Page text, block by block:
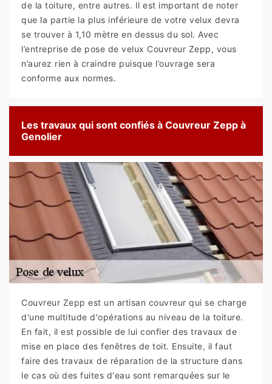
de la toiture, entre autres. Il est important de noter
que la partie la plus inférieure de votre velux devra
se trouver à 1,10 mètre en dessus du sol. Avec
l’entreprise de pose de velux Couvreur Zepp, vous
n’aurez rien à craindre puisque l’ouvrage sera
conforme aux normes.
Les travaux qui sont confiés à Couvreur Zepp à
Genolier
Couvreur Zepp est un artisan couvreur qui se charge
d'une multitude d'opérations au niveau de la toiture.
En fait, il est possible de lui confier des travaux de
mise en place des fenêtres de toit. Ensuite, il faut
faire des travaux de réparation de la structure dans
le cas où des fuites d'eau sont remarquées sur le